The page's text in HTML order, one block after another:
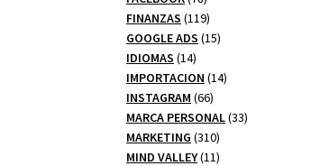
productos
FINANZAS 119119
productos
GOOGLE ADS 1515
IDIOMAS 1414
productos
IMPORTACION 1414
INSTAGRAM 6666
productos
MARCA PERSONAL 3333
MARKETING 310310
productos
MIND VALLEY 1111